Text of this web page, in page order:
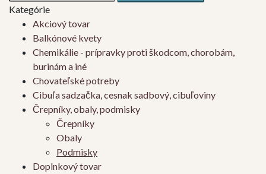
Kategórie
Akciový tovar
Balkónové kvety
Chemikálie - prípravky proti škodcom, chorobám,
burinám a iné
Chovateľské potreby
Cibuľa sadzačka, cesnak sadbový, cibuľoviny
Črepníky, obaly, podmisky
Črepníky
Obaly
Podmisky
Doplnkový tovar